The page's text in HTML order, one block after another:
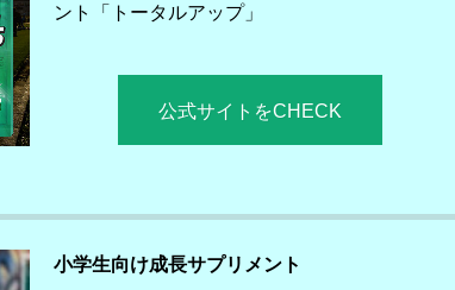
ント「トータルアップ」
公式サイトをCHECK
小学生向け成長サプリメント